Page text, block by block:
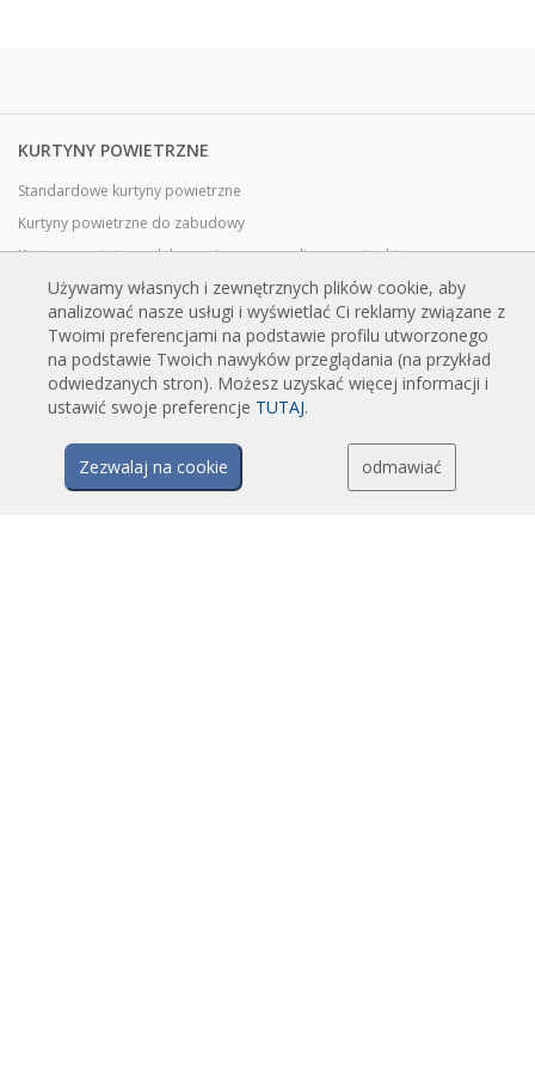
KURTYNY POWIETRZNE
Standardowe kurtyny powietrzne
Kurtyny powietrzne do zabudowy
Kurtyny powietrzne dekoracyjne, personalizowane i robione na
zamówienie
Kurtyny powietrzne przemysłowe i chłodnicze
Kurtyny powietrzne do drzwi obrotowych, wykonane na zamówienie
Kurtyny powietrzne z ochroną przed owadami
Energooszczędne kurtyny powietrzne pompy ciepła
Kurtyny powietrzne z systemem dezynfekcji i oczyszczania
Opłacalne i ekonomiczne kurtyny powietrzne
Używamy własnych i zewnętrznych plików cookie, aby
analizować nasze usługi i wyświetlać Ci reklamy związane z
Twoimi preferencjami na podstawie profilu utworzonego
na podstawie Twoich nawyków przeglądania (na przykład
odwiedzanych stron). Możesz uzyskać więcej informacji i
ustawić swoje preferencje TUTAJ.
Zezwalaj na cookie odmawiać